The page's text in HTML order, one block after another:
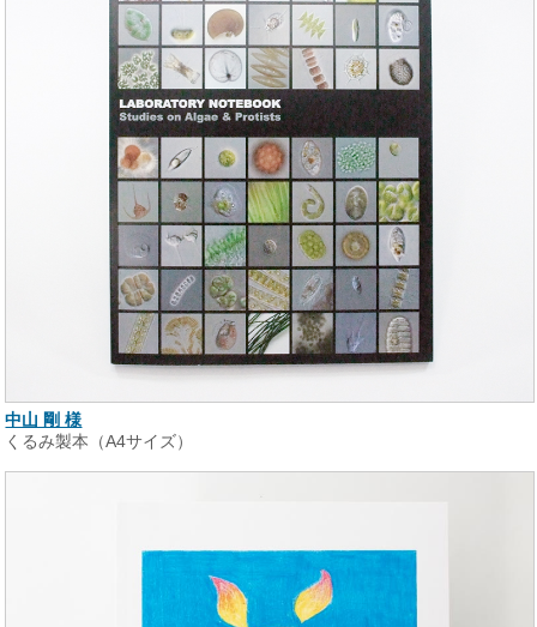
中山 剛 様
くるみ製本（A4サイズ）